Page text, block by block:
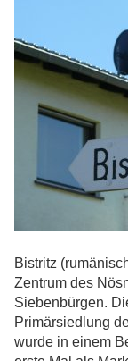
Bistritz
Zentrum des
Siebenbürgen.
Primärsiedlung
wurde in einem